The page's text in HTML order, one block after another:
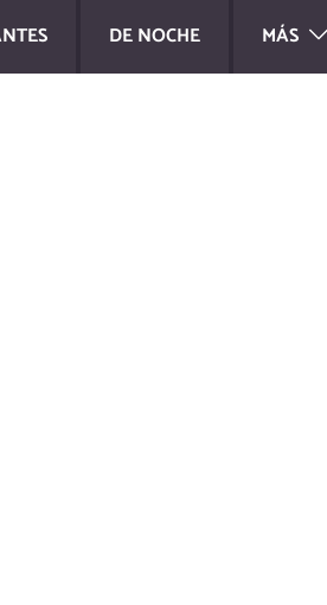
DE NOCHE MÁS